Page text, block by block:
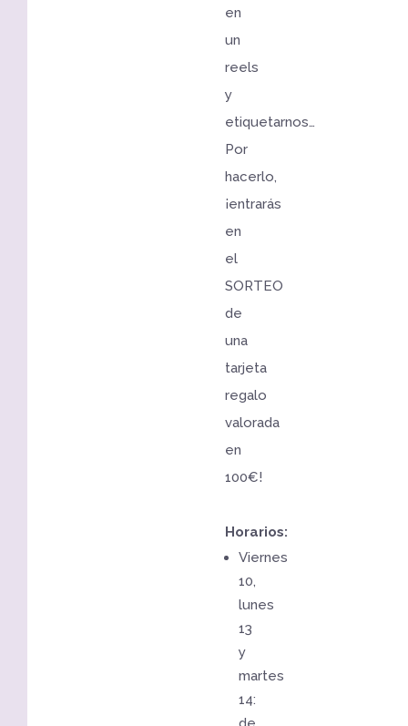
en
un
reels
y
etiquetarnos…
Por
hacerlo,
¡entrarás
en
el
SORTEO
de
una
tarjeta
regalo
valorada
en
100€!
Horarios:
Viernes
10,
lunes
13
y
martes
14: